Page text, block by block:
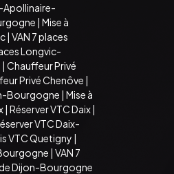
Apollinaire-
| Mise à
| VAN 7 places
Longvic-
| Chauffeur Privé
Privé Chenôve |
Bourgogne | Mise à
| Réserver VTC Daix|
VTC Daix-
VTC Quetigny |
| VAN 7
Dijon-Bourgogne